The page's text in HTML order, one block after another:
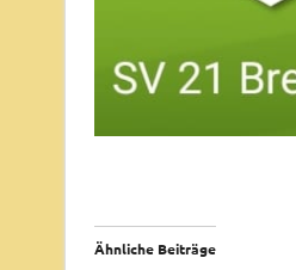
Ähnliche Beiträge